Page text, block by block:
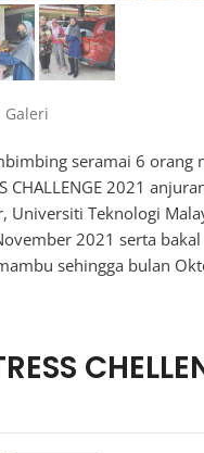
Galeri
seramai 6 orang
CHALLENGE 2021
Universiti Teknologi
2021 serta
sehingga bulan